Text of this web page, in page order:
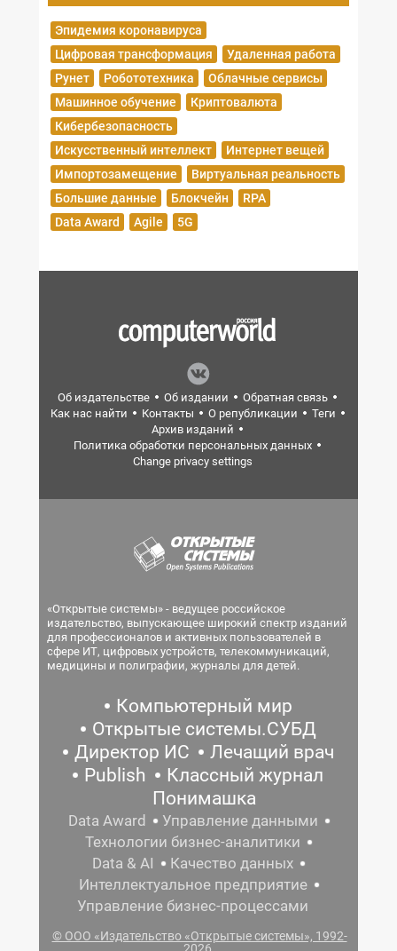
Эпидемия коронавируса
Цифровая трансформация
Удаленная работа
Рунет
Робототехника
Облачные сервисы
Машинное обучение
Криптовалюта
Кибербезопасность
Искусственный интеллект
Интернет вещей
Импортозамещение
Виртуальная реальность
Большие данные
Блокчейн
RPA
Data Award
Agile 5G
Об издательстве Об издании
Обратная связь
Как нас найти
Контакты О републикации
Теги
Архив изданий
Политика обработки персональных данных
Change privacy settings
«Открытые системы» - ведущее российское
издательство, выпускающее широкий спектр изданий
для профессионалов и активных пользователей в
сфере ИТ, цифровых устройств, телекоммуникаций,
медицины и полиграфии, журналы для детей.
Компьютерный мир
Открытые системы.СУБД
Директор ИС
Лечащий врач
Publish
Классный журнал
Понимашка
Data Award
Управление данными
Технологии бизнес-аналитики
Data & AI
Качество данных
Интеллектуальное предприятие
Управление бизнес-процессами
© ООО «Издательство «Открытые системы», 1992-